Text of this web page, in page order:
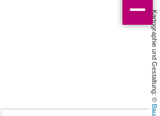
Kartographie und Gestaltung: ©